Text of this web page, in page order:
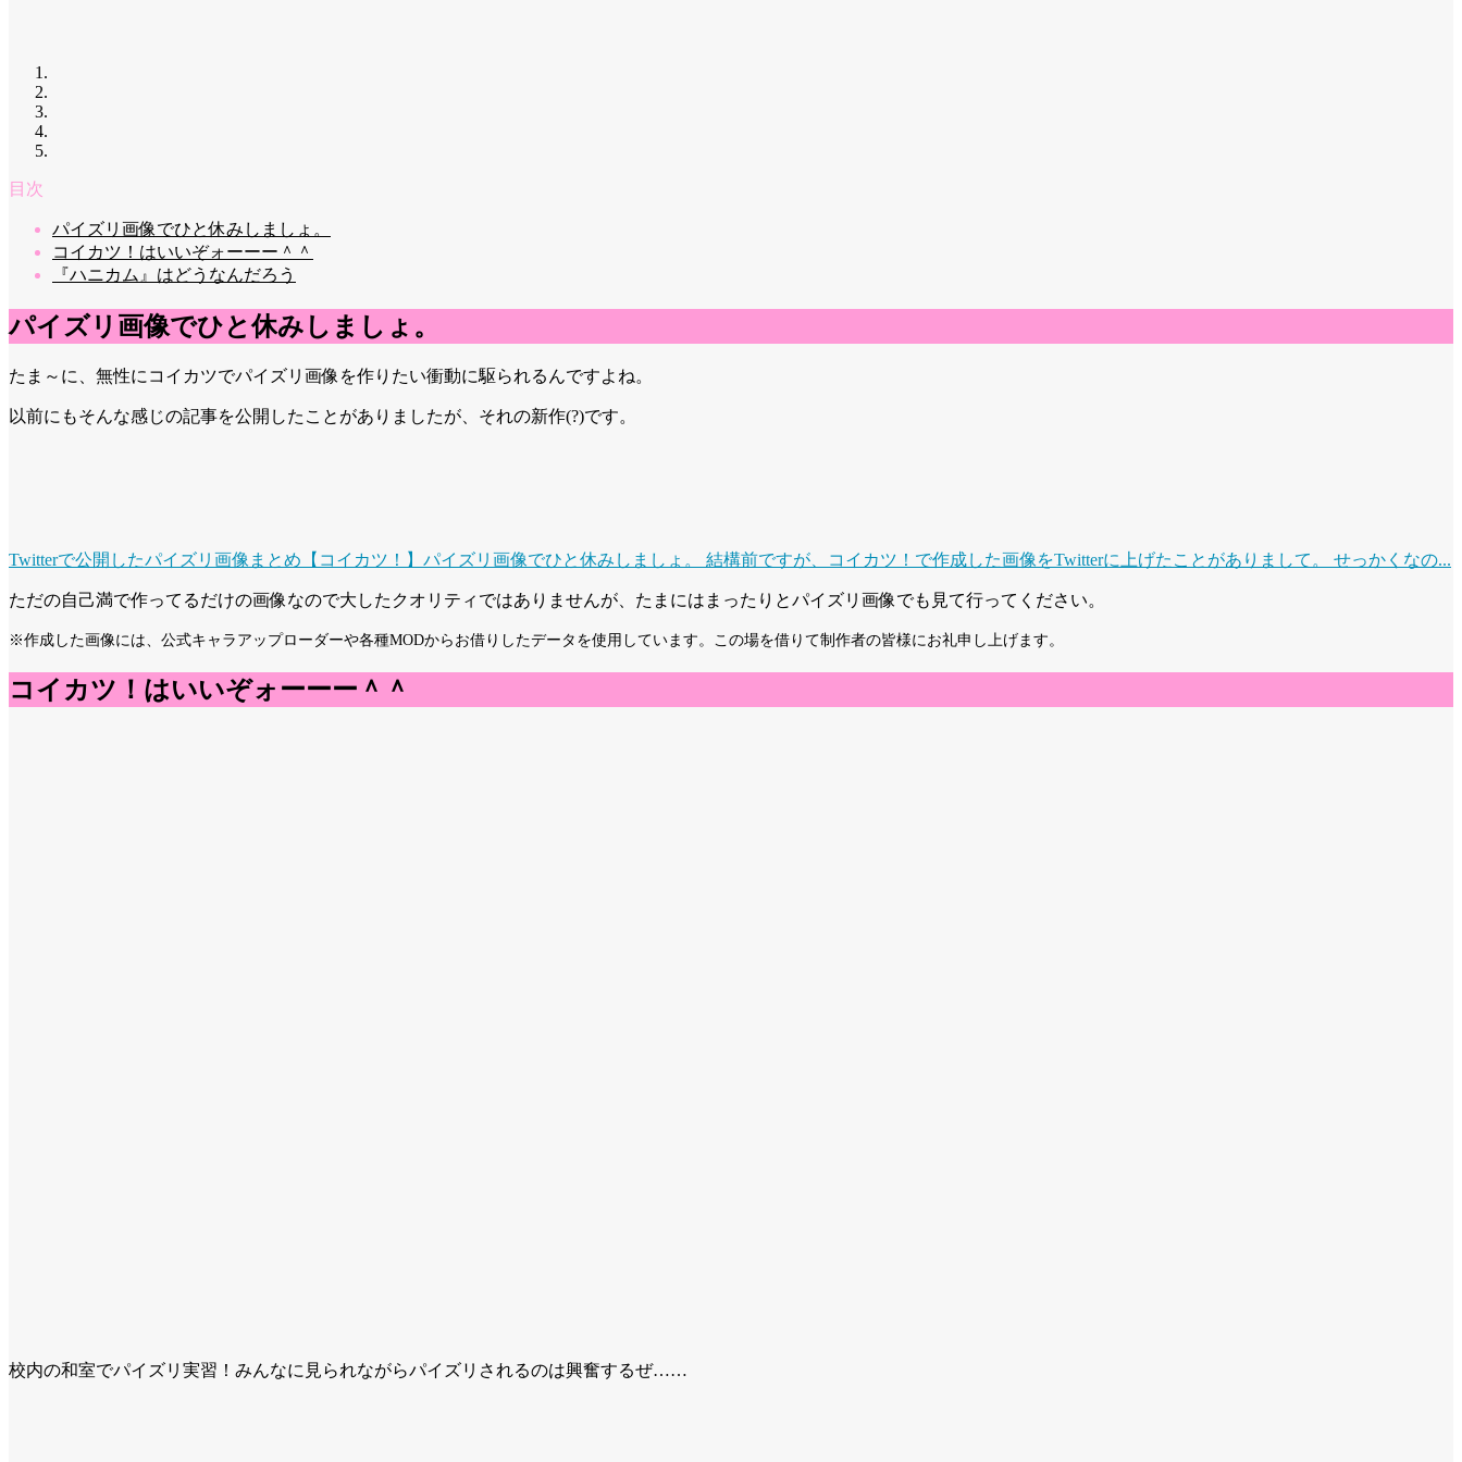
目次
パイズリ画像でひと休みしましょ。
コイカツ！はいいぞォーーー＾＾
『ハニカム』はどうなんだろう
パイズリ画像でひと休みしましょ。
たま～に、無性にコイカツでパイズリ画像を作りたい衝動に駆られるんですよね。
以前にもそんな感じの記事を公開したことがありましたが、それの新作(?)です。
Twitterで公開したパイズリ画像まとめ【コイカツ！】 パイズリ画像でひと休みしましょ。 結構前ですが、コイカツ！で作成した画像をTwitterに上げたことがありまして。 せっかくなの...
ただの自己満で作ってるだけの画像なので大したクオリティではありませんが、たまにはまったりとパイズリ画像でも見て行ってください。
※作成した画像には、公式キャラアップローダーや各種MODからお借りしたデータを使用しています。この場を借りて制作者の皆様にお礼申し上げます。
コイカツ！はいいぞォーーー＾＾
校内の和室でパイズリ実習！みんなに見られながらパイズリされるのは興奮するぜ……